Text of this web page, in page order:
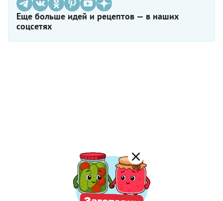
Еще больше идей и рецептов — в наших
соцсетях